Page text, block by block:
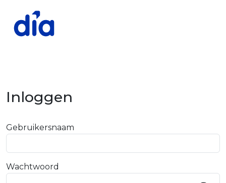
Inloggen
Gebruikersnaam
Wachtwoord